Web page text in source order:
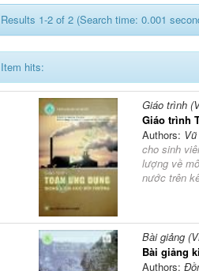
Results 1-2 of 2 (Search time: 0.001
Item hits:
Giáo trình
Giáo trình
Authors:
cho sinh
lượng về
nước trên
Bài giảng
Bài giảng
Authors: